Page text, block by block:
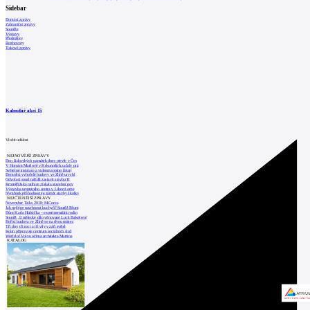
Sidebar
Domácí zprávy
Zahraniční zprávy
Soutěže
Výstavy
Přednášky
Rozhovory
Tiskové zprávy
Kalendář akcí 15
Vložit událost
NEJNOVĚJŠÍ ZPRÁVY
Den židovských památek dnes otevře v Čes
V Horním Maršově v Krkonoších začaly prá
Světelné instalace a videomapping lákají
Demolici vyhořelé budovy ve Zlíně urychl
Odvolací soud nařídil zastavit stavbu Tr
Kroměřížská radnice získala stavební pov
Výstavba urgentního centra v Liberci ome
Nymburk přehodnocuje záměr stavby školky
NEJČTENĚJŠÍ ZPRÁVY
November Talks 2018: M.Corea
Jak nejlépe navrhnout kuchyň? Soutěž Blum
Dům Karla Hubáčka – experimentální rodin
Soutěž „Umělecké dílo věnované Lucii Bakešové
Hořící budova ve Zlíně se na dvou místec
Tři dny, tři noci a tři vily v záři světel
Kolín připravuje centrum sociálních služ
World of Volvo očima architekta Martina
KATALOG